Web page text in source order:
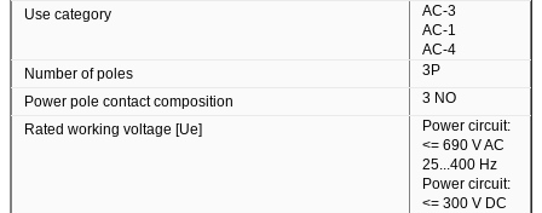
Use category
AC-3
AC-1
AC-4
Number of poles
3P
Power pole contact composition
3 NO
Rated working voltage [Ue]
Power circuit:
<= 690 V AC
25...400 Hz
Power circuit:
<= 300 V DC